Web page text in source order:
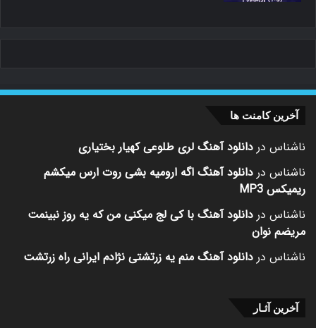
آخرین کامنت ها
ناشناس در دانلود آهنگ لری طلوعی کهیار بختیاری
ناشناس در دانلود آهنگ اگه ارومیه بشی روت ارس میکشم
ریمیکس MP3
ناشناس در دانلود آهنگ با کی لج میکنی من که یه روز نبینمت
مریضم نوان
ناشناس در دانلود آهنگ منم یه زرتشتی نژادم ایرانی راه زرتشت
آخرین آثـار